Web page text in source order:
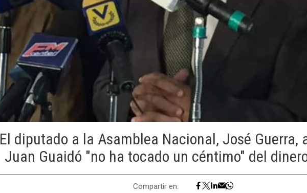
El diputado a la Asamblea Nacional, José Guerra,
Juan Guaidó "no ha tocado un céntimo" del
Compartir en: